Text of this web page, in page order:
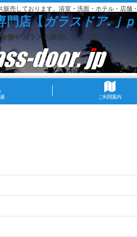
売しております。浴室・洗面・ホテル・店舗
門店【ガラスドア.ｊｐ
物やガラスも販売いたしております。
ご利用案内